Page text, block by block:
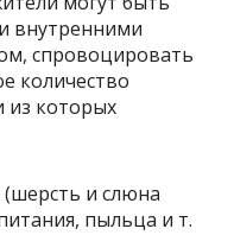
внутренними
спровоцировать
количество
из которых
и слюна
пыльца и т.